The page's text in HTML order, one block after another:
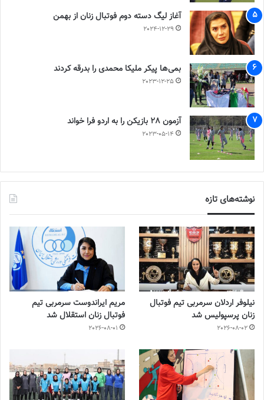
آغاز لیگ دسته دوم فوتبال زنان از بهمن
2024-12-29
بمی‌ها پیکر ملیکا محمدی را بدرقه کردند
2023-12-25
آزمون 28 بازیکن را به اردو فرا خواند
2023-05-14
نوشته‌های تازه
نیلوفر اردلان سرمربی تیم فوتبال
زنان پرسپولیس شد
2026-08-02
مریم ایراندوست سرمربی تیم
فوتبال زنان استقلال شد
2026-08-01